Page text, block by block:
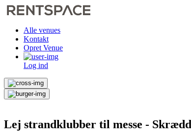
Alle venues
Kontakt
Opret Venue
Log ind
Lej strandklubber til messe -